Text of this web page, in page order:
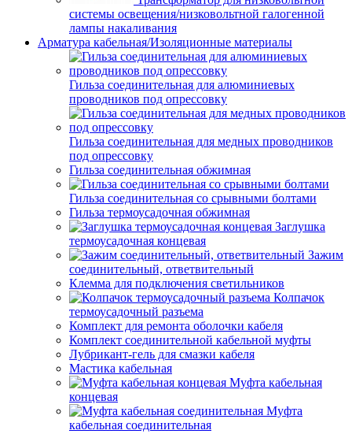
системы освещения/низковольтной галогенной
лампы накаливания
Арматура кабельная/Изоляционные материалы
Гильза соединительная для алюминиевых
проводников под опрессовку
Гильза соединительная для медных проводников
под опрессовку
Гильза соединительная обжимная
Гильза соединительная со срывными болтами
Гильза термоусадочная обжимная
Заглушка
термоусадочная концевая
Зажим
соединительный, ответвительный
Клемма для подключения светильников
Колпачок
термоусадочный разъема
Комплект для ремонта оболочки кабеля
Комплект соединительной кабельной муфты
Лубрикант-гель для смазки кабеля
Мастика кабельная
Муфта кабельная
концевая
Муфта
кабельная соединительная